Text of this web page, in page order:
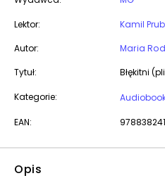
Lektor:
Kamil
Autor:
Maria
Tytuł:
Błękitni
Kategorie:
EAN:
Opis